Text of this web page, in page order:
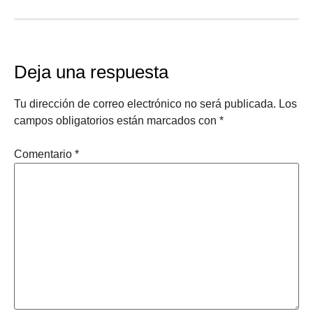
Deja una respuesta
Tu dirección de correo electrónico no será publicada. Los
campos obligatorios están marcados con *
Comentario *